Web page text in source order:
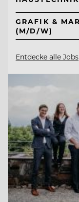
GRAFIK &
(M/D/W)
Entdecke alle Jobs